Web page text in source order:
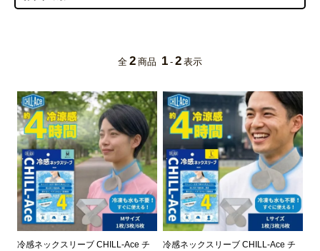
全 2 商品 1 - 2 表示
冷感ネックスリーブ CHILL-Ace チ
冷感ネックスリーブ CHILL-Ace チ